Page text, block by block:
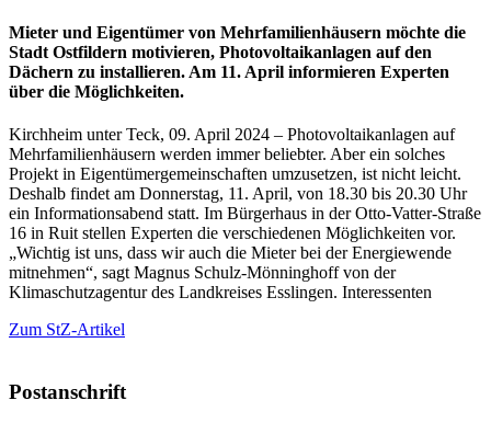
Mieter und Eigentümer von Mehrfamilienhäusern möchte die
Stadt Ostfildern motivieren, Photovoltaikanlagen auf den
Dächern zu installieren. Am 11. April informieren Experten
über die Möglichkeiten.
Kirchheim unter Teck, 09. April 2024 – Photovoltaikanlagen auf
Mehrfamilienhäusern werden immer beliebter. Aber ein solches
Projekt in Eigentümergemeinschaften umzusetzen, ist nicht leicht.
Deshalb findet am Donnerstag, 11. April, von 18.30 bis 20.30 Uhr
ein Informationsabend statt. Im Bürgerhaus in der Otto-Vatter-Straße
16 in Ruit stellen Experten die verschiedenen Möglichkeiten vor.
„Wichtig ist uns, dass wir auch die Mieter bei der Energiewende
mitnehmen“, sagt Magnus Schulz-Mönninghoff von der
Klimaschutzagentur des Landkreises Esslingen. Interessenten
Zum StZ-Artikel
Postanschrift